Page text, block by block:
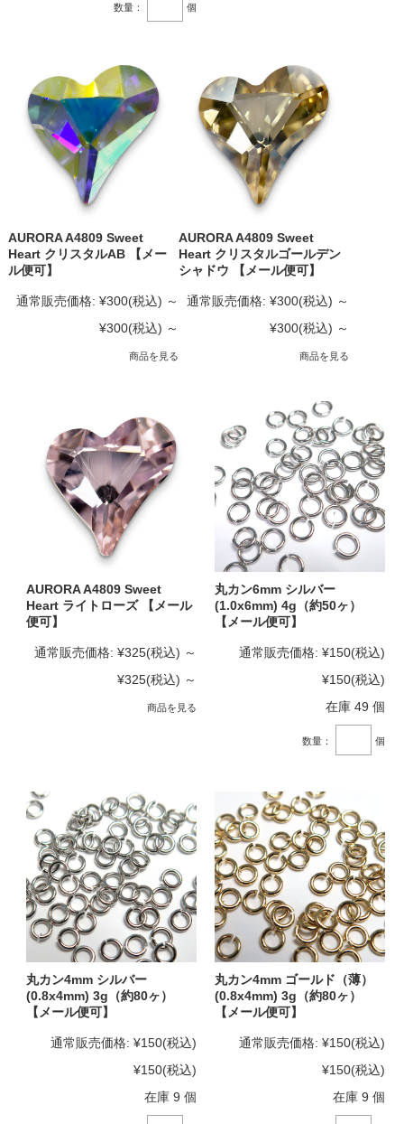
数量： 個
AURORA A4809 Sweet
Heart クリスタルAB 【メー
ル便可】
通常販売価格: ¥300(税込) ～
¥300(税込) ～
商品を見る
AURORA A4809 Sweet
Heart クリスタルゴールデン
シャドウ 【メール便可】
通常販売価格: ¥300(税込) ～
¥300(税込) ～
商品を見る
AURORA A4809 Sweet
Heart ライトローズ 【メール
便可】
通常販売価格: ¥325(税込) ～
¥325(税込) ～
商品を見る
丸カン6mm シルバー
(1.0x6mm) 4g（約50ヶ）
【メール便可】
通常販売価格: ¥150(税込)
¥150(税込)
在庫 49 個
数量： 個
丸カン4mm シルバー
(0.8x4mm) 3g（約80ヶ）
【メール便可】
通常販売価格: ¥150(税込)
¥150(税込)
在庫 9 個
丸カン4mm ゴールド（薄）
(0.8x4mm) 3g（約80ヶ）
【メール便可】
通常販売価格: ¥150(税込)
¥150(税込)
在庫 9 個